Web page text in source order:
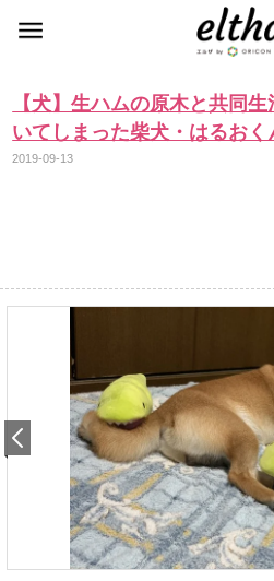
【犬】生ハムの原木と共同
いてしまった柴犬・はるおく
2019-09-13